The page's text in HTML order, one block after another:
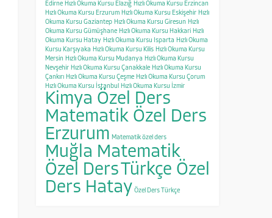
Edirne Hızlı Okuma Kursu Elazığ Hızlı Okuma Kursu Erzincan
Hızlı Okuma Kursu Erzurum Hızlı Okuma Kursu Eskişehir Hızlı
Okuma Kursu Gaziantep Hızlı Okuma Kursu Giresun Hızlı
Okuma Kursu Gümüşhane Hızlı Okuma Kursu Hakkari Hızlı
Okuma Kursu Hatay Hızlı Okuma Kursu Isparta Hızlı Okuma
Kursu Karşıyaka Hızlı Okuma Kursu Kilis Hızlı Okuma Kursu
Mersin Hızlı Okuma Kursu Mudanya Hızlı Okuma Kursu
Nevşehir Hızlı Okuma Kursu Çanakkale Hızlı Okuma Kursu
Çankırı Hızlı Okuma Kursu Çeşme Hızlı Okuma Kursu Çorum
Hızlı Okuma Kursu İstanbul
Hızlı Okuma Kursu İzmir
Kimya Özel Ders
Matematik Özel Ders
Erzurum Matematik özel ders
Muğla Matematik
Özel DersTürkçe Özel
Ders Hatay Özel Ders Türkçe